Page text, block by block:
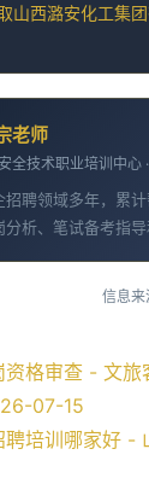
山西潞安化工集
老师
全技术职业培训中心
招聘领域多年，累
分析、笔试备考指导
信息来
资格审查 - 文
07-15
聘培训哪家好 -